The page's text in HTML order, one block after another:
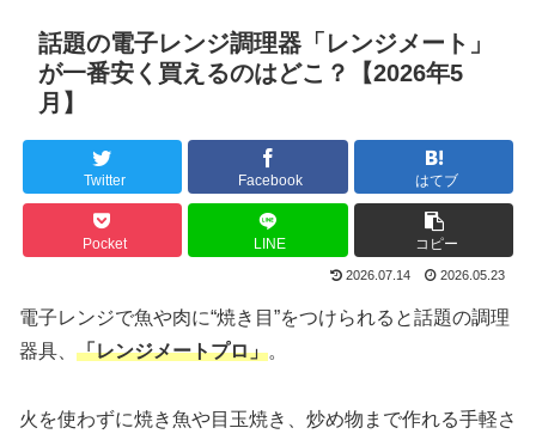
話題の電子レンジ調理器「レンジメート」
が一番安く買えるのはどこ？【2026年5
月】
Twitter Facebook はてブ
Pocket LINE コピー
2026.07.14 2026.05.23
電子レンジで魚や肉に“焼き目”をつけられると話題の調理
器具、 「レンジメートプロ」。
火を使わずに焼き魚や目玉焼き、炒め物まで作れる手軽さ